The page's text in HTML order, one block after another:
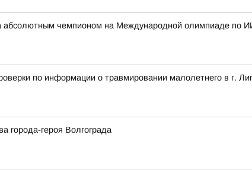
абсолютным чемпионом на Международной олимпиаде по
по информации о травмировании малолетнего в г.
города-героя Волгограда